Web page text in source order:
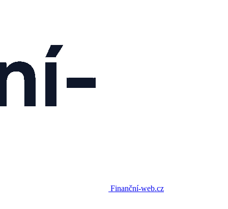
Finanční-web.cz